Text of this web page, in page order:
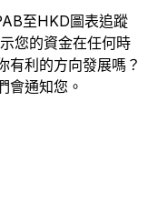
至HKD圖表追蹤
您的資金在任何時
有利的方向發展嗎？
會通知您。